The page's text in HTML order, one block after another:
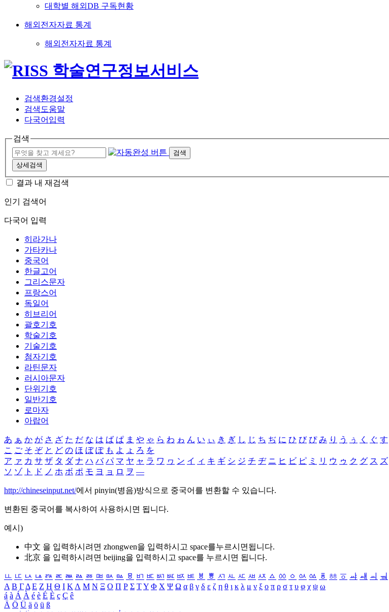
대학별 해외DB 구독현황
해외전자자료 통계
해외전자자료 통계
검색환경설정
검색도움말
다국어입력
검색
검색
상세검색
결과 내 재검색
인기 검색어
다국어 입력
히라가나
가타카나
중국어
한글고어
그리스문자
프랑스어
독일어
히브리어
괄호기호
학술기호
기술기호
첨자기호
라틴문자
러시아문자
단위기호
일반기호
로마자
아랍어
あ ぁ か が さ ざ た だ な は ば ぱ ま や ゃ ら わ ゎ ん い ぃ き ぎ し じ ち ぢ に ひ び ぴ み り う ぅ く ぐ す
こ ご そ ぞ と ど の ほ ぼ ぽ も よ ょ ろ を
ア ァ カ サ ザ タ ダ ナ ハ バ パ マ ヤ ャ ラ ワ ヮ ン イ ィ キ ギ シ ジ チ ヂ ニ ヒ ビ ピ ミ リ ウ ゥ ク グ ス ズ
ソ ゾ ト ド ノ ホ ボ ポ モ ヨ ョ ロ ヲ ―
http://chineseinput.net/에서 pinyin(병음)방식으로 중국어를 변환할 수 있습니다.
변환된 중국어를 복사하여 사용하시면 됩니다.
예시)
中文 을 입력하시려면 zhongwen을 입력하시고 space를누르시면됩니다.
北京 을 입력하시려면 beijing을 입력하시고 space를 누르시면 됩니다.
ㅥ ㅦ ㅧ ㅨ ㅩ ㅪ ㅫ ㅬ ㅭ ㅮ ㅯ ㅰ ㅱ ㅲ ㅳ ㅴ ㅵ ㅶ ㅷ ㅸ ㅹ ㅺ ㅻ ㅼ ㅽ ㅾ ㅿ ㆀ ㆁ ㆂ ㆃ ㆄ ㆅ ㆆ ㆇ ㆈ ㆉ ㆊ
Α Β ΓΔ Ε Ζ Η Θ Ι ΚΛ Μ Ν Ξ Ο Π Ρ Σ ΤΥ Φ Χ Ψ Ω α β γ δ ε ζ η θ ι κ λ μ ν ξ ο π ρ σ τ υ φ χ ψ ω
á à Á À é è É È ç Ç ê
Ä Ö Ü ä ö ü ß